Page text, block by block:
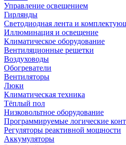
Управление освещением
Гирлянды
Светодиодная лента и
Иллюминация и освещение
Климатическое оборудование
Вентиляционные решетки
Воздуховоды
Обогреватели
Вентиляторы
Люки
Климатическая техника
Тёплый пол
Низковольтное оборудование
Программируемые логические
Регуляторы реактивной мощности
Аккумуляторы